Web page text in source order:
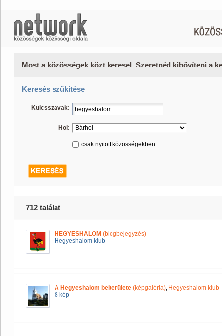
Most a közösségek közt keresel. Szeretnéd kibővíteni a
Keresés szűkítése
Kulcsszavak:
Hol:
csak nyitott közösségekben
712 találat
HEGYESHALOM (blogbejegyzés)
Hegyeshalom klub
A Hegyeshalom belterülete (képgaléria), Hegyeshalom klub
8 kép